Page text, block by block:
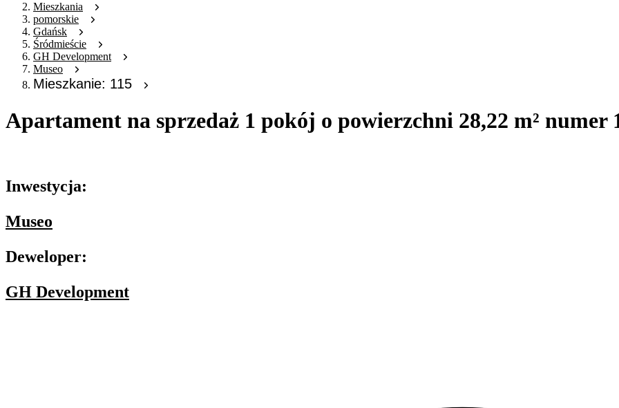
Mieszkania
pomorskie
Gdańsk
Śródmieście
GH Development
Museo
Mieszkanie: 115
Apartament na sprzedaż 1 pokój o powierzchni 28,22 m² numer
Inwestycja:
Museo
Deweloper:
GH Development